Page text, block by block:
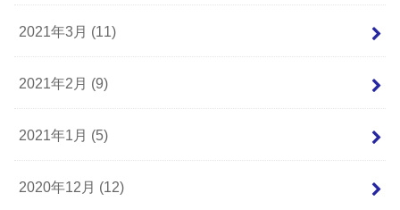
2021年3月 (11)
2021年2月 (9)
2021年1月 (5)
2020年12月 (12)